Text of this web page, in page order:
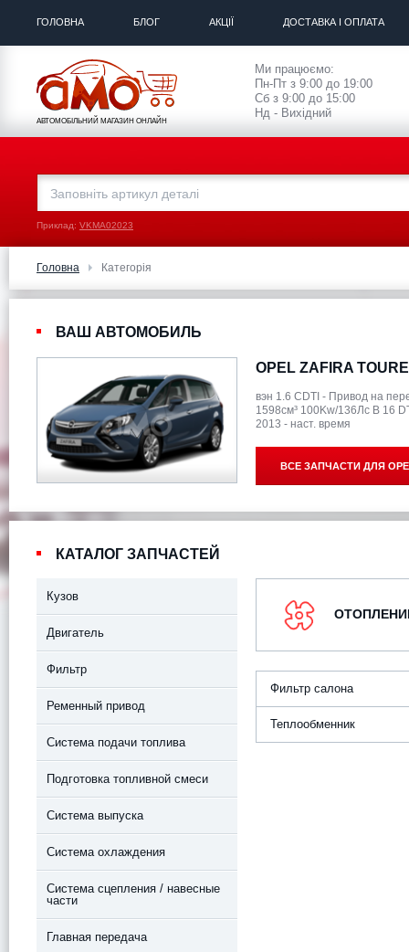
ГОЛОВНА БЛОГ АКЦІЇ ДОСТАВКА І ОПЛАТА
АВТОМОБІЛЬНИЙ МАГАЗИН ОНЛАЙН
Ми працюємо:
Пн-Пт з 9:00 до 19:00
Сб з 9:00 до 15:00
Нд - Вихідний
Приклад: VKMA02023
Головна Категорія
ВАШ АВТОМОБИЛЬ
OPEL ZAFIRA
вэн 1.6 CDTI - Привод на
1598см³ 100Kw/136Лс B 16
2013 - наст. время
ВСЕ ЗАПЧАСТИ ДЛЯ
КАТАЛОГ ЗАПЧАСТЕЙ
Кузов
Двигатель
Фильтр
Ременный привод
Система подачи топлива
Подготовка топливной смеси
Система выпуска
Система охлаждения
Система сцепления / навесные
части
Главная передача
Фильтр салона
Теплообменник